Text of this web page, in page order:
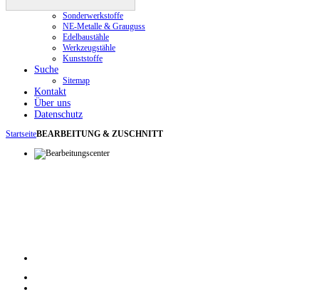
Sonderwerkstoffe
NE-Metalle & Grauguss
Edelbaustähle
Werkzeugstähle
Kunststoffe
Suche
Sitemap
Kontakt
Über uns
Datenschutz
StartseiteBEARBEITUNG & ZUSCHNITT